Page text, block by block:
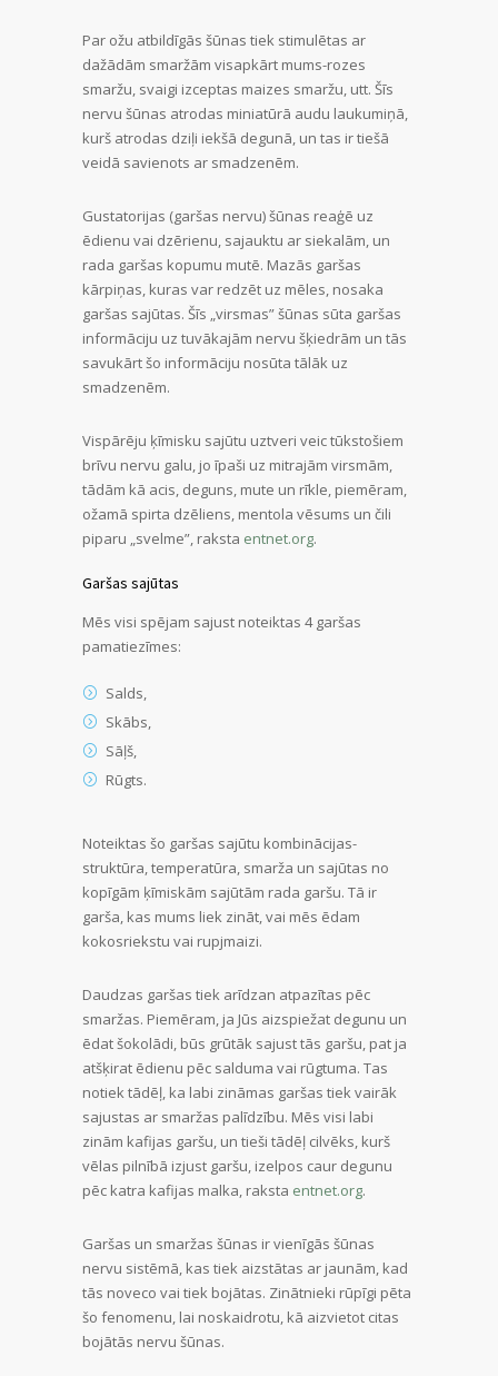
Par ožu atbildīgās šūnas tiek stimulētas ar
dažādām smaržām visapkārt mums-rozes
smaržu, svaigi izceptas maizes smaržu, utt. Šīs
nervu šūnas atrodas miniatūrā audu laukumiņā,
kurš atrodas dziļi iekšā degunā, un tas ir tiešā
veidā savienots ar smadzenēm.
Gustatorijas (garšas nervu) šūnas reaģē uz
ēdienu vai dzērienu, sajauktu ar siekalām, un
rada garšas kopumu mutē. Mazās garšas
kārpiņas, kuras var redzēt uz mēles, nosaka
garšas sajūtas. Šīs „virsmas” šūnas sūta garšas
informāciju uz tuvākajām nervu šķiedrām un tās
savukārt šo informāciju nosūta tālāk uz
smadzenēm.
Vispārēju ķīmisku sajūtu uztveri veic tūkstošiem
brīvu nervu galu, jo īpaši uz mitrajām virsmām,
tādām kā acis, deguns, mute un rīkle, piemēram,
ožamā spirta dzēliens, mentola vēsums un čili
piparu „svelme”, raksta entnet.org.
Garšas sajūtas
Mēs visi spējam sajust noteiktas 4 garšas
pamatiezīmes:
Salds,
Skābs,
Sāļš,
Rūgts.
Noteiktas šo garšas sajūtu kombinācijas-
struktūra, temperatūra, smarža un sajūtas no
kopīgām ķīmiskām sajūtām rada garšu. Tā ir
garša, kas mums liek zināt, vai mēs ēdam
kokosriekstu vai rupjmaizi.
Daudzas garšas tiek arīdzan atpazītas pēc
smaržas. Piemēram, ja Jūs aizspiežat degunu un
ēdat šokolādi, būs grūtāk sajust tās garšu, pat ja
atšķirat ēdienu pēc salduma vai rūgtuma. Tas
notiek tādēļ, ka labi zināmas garšas tiek vairāk
sajustas ar smaržas palīdzību. Mēs visi labi
zinām kafijas garšu, un tieši tādēļ cilvēks, kurš
vēlas pilnībā izjust garšu, izelpos caur degunu
pēc katra kafijas malka, raksta entnet.org.
Garšas un smaržas šūnas ir vienīgās šūnas
nervu sistēmā, kas tiek aizstātas ar jaunām, kad
tās noveco vai tiek bojātas. Zinātnieki rūpīgi pēta
šo fenomenu, lai noskaidrotu, kā aizvietot citas
bojātās nervu šūnas.